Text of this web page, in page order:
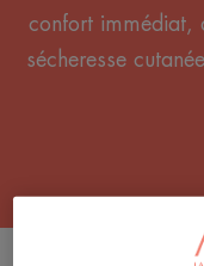
confort immédiat,
sécheresse